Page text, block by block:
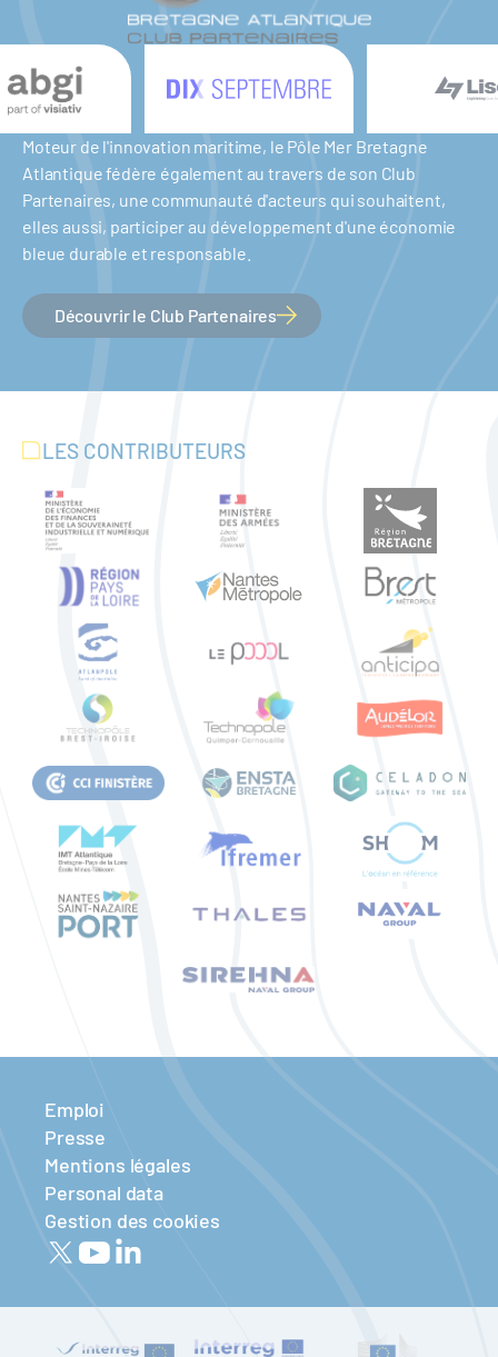
Moteur de l'innovation maritime, le Pôle Mer Bretagne
Atlantique fédère également au travers de son Club
Partenaires, une communauté d'acteurs qui souhaitent,
elles aussi, participer au développement d'une économie
bleue durable et responsable.
Découvrir le Club Partenaires
LES CONTRIBUTEURS
Emploi
Presse
Mentions légales
Personal data
Gestion des cookies